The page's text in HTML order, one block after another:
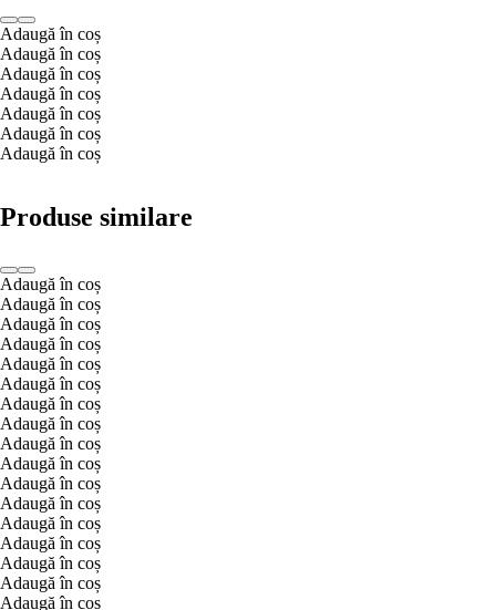
Adaugă în coș
Adaugă în coș
Adaugă în coș
Adaugă în coș
Adaugă în coș
Adaugă în coș
Adaugă în coș
Produse similare
Adaugă în coș
Adaugă în coș
Adaugă în coș
Adaugă în coș
Adaugă în coș
Adaugă în coș
Adaugă în coș
Adaugă în coș
Adaugă în coș
Adaugă în coș
Adaugă în coș
Adaugă în coș
Adaugă în coș
Adaugă în coș
Adaugă în coș
Adaugă în coș
Adaugă în coș